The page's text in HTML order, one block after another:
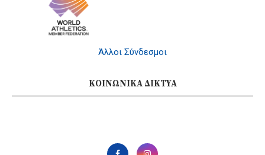
Άλλοι Σύνδεσμοι
ΚΟΙΝΩΝΙΚΆ ΔΊΚΤΥΑ